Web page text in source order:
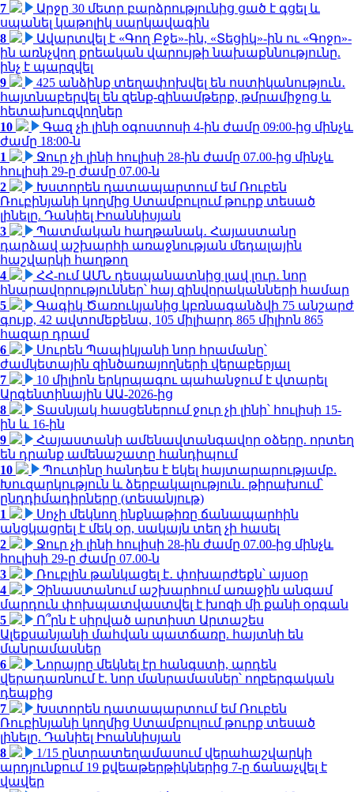
7
Արջը 30 մետր բարձրությունից ցած է գցել և
սպանել կաթոլիկ սարկավագին
8
Ավարտվել է «Գող Բջե»-ին, «Տեցիկ»-ին ու «Գոջո»-
ին առնչվող քրեական վարույթի նախաքննությունը.
ինչ է պարզվել
9
425 անձինք տեղափոխվել են ոստիկանություն․
հայտնաբերվել են զենք-զինամթերք, թմրամիջոց և
հետախուզվողներ
10
Գազ չի լինի օգոստոսի 4-ին ժամը 09:00-ից մինչև
ժամը 18:00-ն
1
Ջուր չի լինի հուլիսի 28-ին ժամը 07.00-ից մինչև
հուլիսի 29-ը ժամը 07.00-ն
2
Խստորեն դատապարտում եմ Ռուբեն
Ռուբինյանի կողմից Ստամբուլում թուրք տեսած
լինելը. Դանիել Իոաննիսյան
3
Պատմական հաղթանակ․ Հայաստանը
դարձավ աշխարհի առաջնության մեդալային
հաշվարկի հաղթող
4
ՀՀ-ում ԱՄՆ դեսպանատնից լավ լուր․ նոր
հնարավորություններ՝ հայ զինվորականների համար
5
Գագիկ Ծառուկյանից կբռնագանձվի 75 անշարժ
գույք, 42 ավտոմեքենա, 105 միլիարդ 865 միլիոն 865
հազար դրամ
6
Սուրեն Պապիկյանի նոր հրամանը՝
ժամկետային զինծառայողների վերաբերյալ
7
10 միլիոն երկրպագու պահանջում է վտարել
Արգենտինային ԱԱ-2026-ից
8
Տասնյակ հասցեներում ջուր չի լինի՝ հուլիսի 15-
ին և 16-ին
9
Հայաստանի ամենավտանգավոր օձերը. որտեղ
են դրանք ամենաշատը հանդիպում
10
Պուտինը հանդես է եկել հայտարարությամբ.
Խուզարկություն և ձերբակալություն․ թիրախում՝
ընդդիմադիրները (տեսանյութ)
1
Սոչի մեկնող ինքնաթիռը ճանապարհին
անցկացրել է մեկ օր, սակայն տեղ չի հասել
2
Ջուր չի լինի հուլիսի 28-ին ժամը 07.00-ից մինչև
հուլիսի 29-ը ժամը 07.00-ն
3
Ռուբլին թանկացել է․ փոխարժեքն՝ այսօր
4
Չինաստանում աշխարհում առաջին անգամ
մարդուն փոխպատվաստվել է խոզի մի քանի օրգան
5
Ո՞րն է սիրված արտիստ Արտաշես
Ալեքսանյանի մահվան պատճառը. հայտնի են
մանրամասներ
6
Նորայրը մեկնել էր հանգստի, արդեն
վերադառնում է. նոր մանրամասներ՝ ողբերգական
դեպքից
7
Խստորեն դատապարտում եմ Ռուբեն
Ռուբինյանի կողմից Ստամբուլում թուրք տեսած
լինելը. Դանիել Իոաննիսյան
8
1/15 ընտրատեղամասում վերահաշվարկի
արդյունքում 19 քվեաթերթիկներից 7-ը ճանաչվել է
վավեր